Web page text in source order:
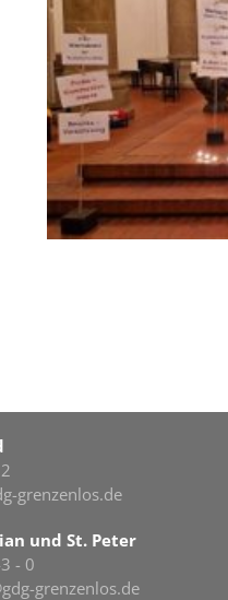
grenzenlos.de
und St. Peter
- 0
grenzenlos.de